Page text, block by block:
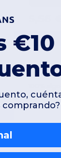
Gildan
Polo
220 gsm
€10
comprando?